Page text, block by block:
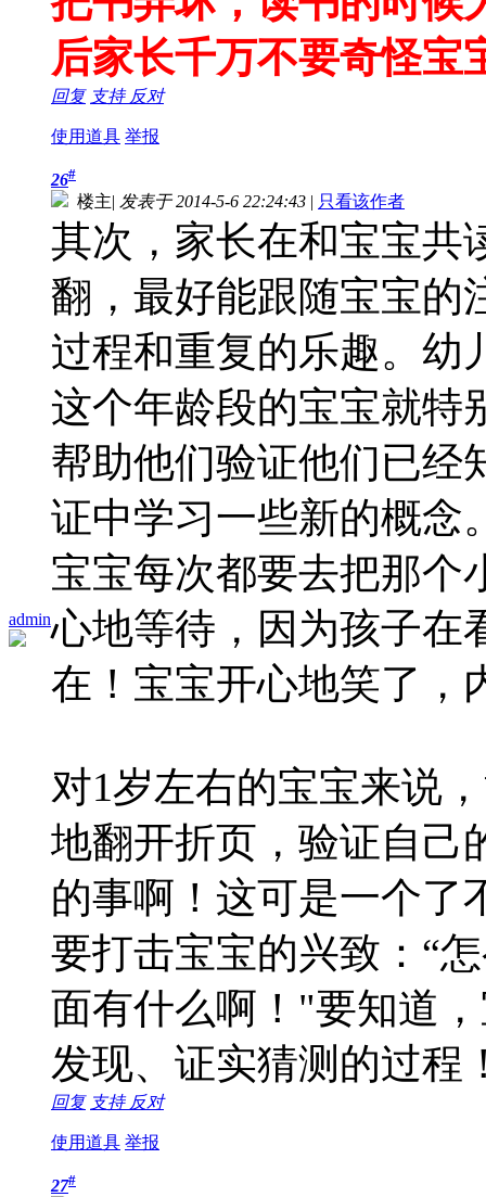
后家长千万不要奇怪宝
回复 支持 反对
使用道具 举报
admin
26#
楼主| 发表于 2014-5-6 22:24:43 | 只看该作者
其次，家长在和宝宝共
翻，最好能跟随宝宝的
过程和重复的乐趣。幼
这个年龄段的宝宝就特
帮助他们验证他们已经
证中学习一些新的概念
宝宝每次都要去把那个
心地等待，因为孩子在
在！宝宝开心地笑了，
对1岁左右的宝宝来说
地翻开折页，验证自己
的事啊！这可是一个了
要打击宝宝的兴致：“
面有什么啊！"要知道
发现、证实猜测的过程
回复 支持 反对
使用道具 举报
27#